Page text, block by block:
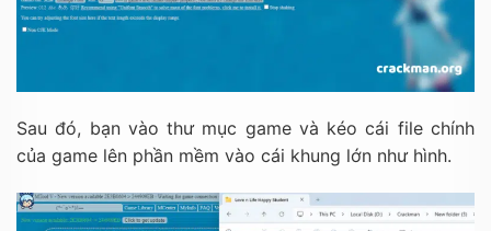
Sau đó, bạn vào thư mục game và kéo cái file chính
của game lên phần mềm vào cái khung lớn như hình.